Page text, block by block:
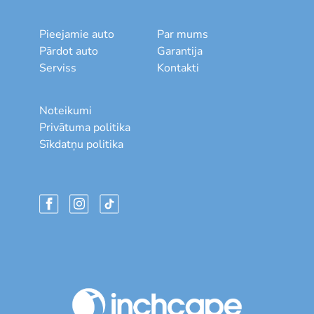
Pieejamie auto
Pārdot auto
Serviss
Par mums
Garantija
Kontakti
Noteikumi
Privātuma politika
Sīkdatņu politika